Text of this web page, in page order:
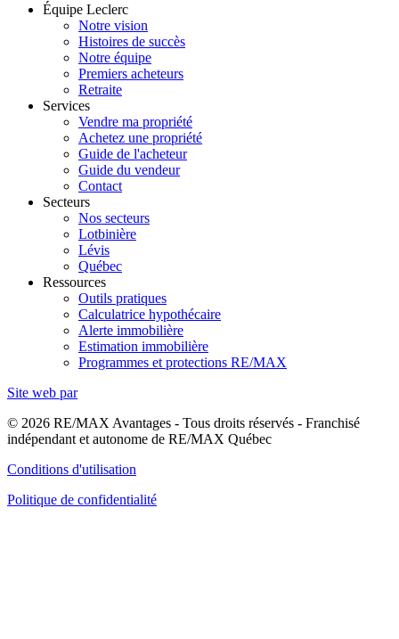
Équipe Leclerc
Notre vision
Histoires de succès
Notre équipe
Premiers acheteurs
Retraite
Services
Vendre ma propriété
Achetez une propriété
Guide de l'acheteur
Guide du vendeur
Contact
Secteurs
Nos secteurs
Lotbinière
Lévis
Québec
Ressources
Outils pratiques
Calculatrice hypothécaire
Alerte immobilière
Estimation immobilière
Programmes et protections RE/MAX
Site web par
© 2026 RE/MAX Avantages - Tous droits réservés - Franchisé
indépendant et autonome de RE/MAX Québec
Conditions d'utilisation
Politique de confidentialité